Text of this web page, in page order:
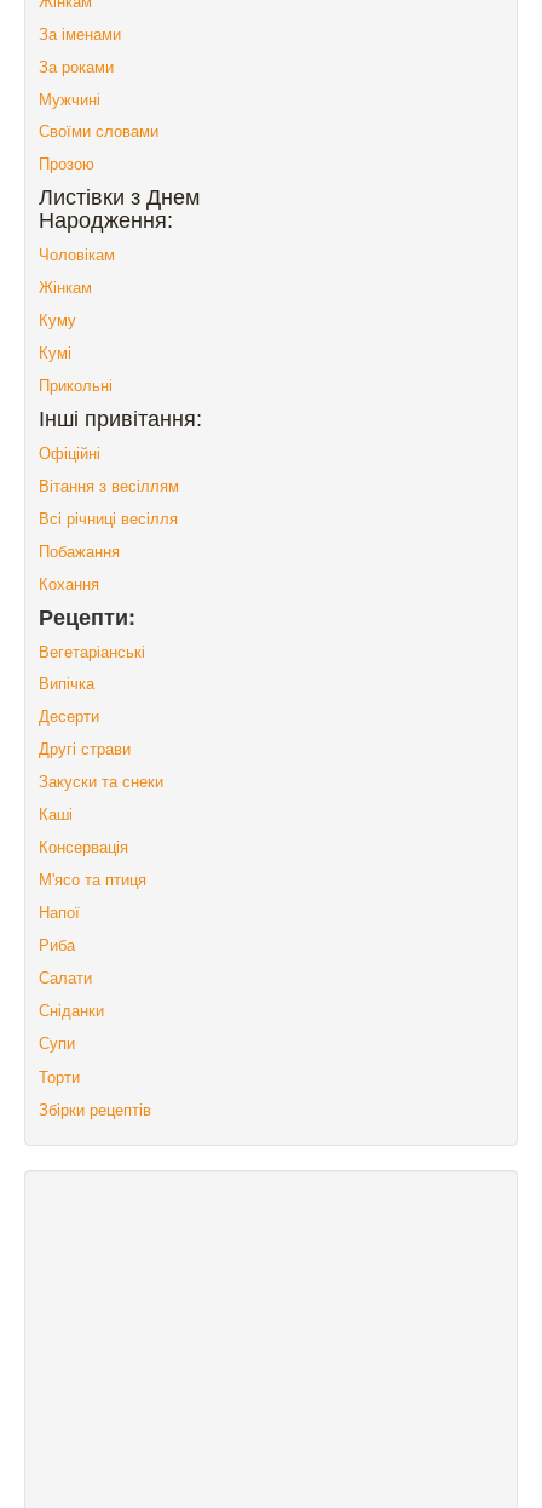
За іменами
За роками
Мужчині
Своїми словами
Прозою
Листівки з Днем
Народження:
Чоловікам
Жінкам
Куму
Кумі
Прикольні
Інші привітання:
Офіційні
Вітання з весіллям
Всі річниці весілля
Побажання
Кохання
Рецепти:
Вегетаріанські
Випічка
Десерти
Другі страви
Закуски та снеки
Каші
Консервація
М'ясо та птиця
Напої
Риба
Салати
Сніданки
Супи
Торти
Збірки рецептів